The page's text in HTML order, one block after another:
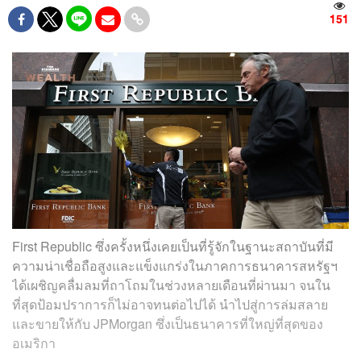
151
First Republic ซึ่งครั้งหนึ่งเคยเป็นที่รู้จักในฐานะสถาบันที่มี
ความน่าเชื่อถือสูงและแข็งแกร่งในภาคการธนาคารสหรัฐฯ
ได้เผชิญคลื่มลมที่ถาโถมในช่วงหลายเดือนที่ผ่านมา จนใน
ที่สุดป้อมปราการก็ไม่อาจทนต่อไปได้ นำไปสู่การล่มสลาย
และขายให้กับ JPMorgan ซึ่งเป็นธนาคารที่ใหญ่ที่สุดของ
อเมริกา